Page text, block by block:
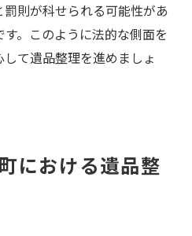
則が科せられる可能性があ
。このように法的な側面を
て遺品整理を進めましょ
における遺品整